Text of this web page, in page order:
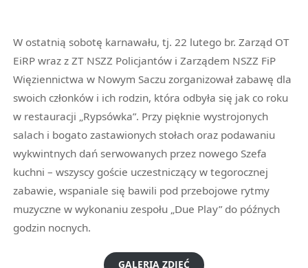
W ostatnią sobotę karnawału, tj. 22 lutego br. Zarząd OT
EiRP wraz z ZT NSZZ Policjantów i Zarządem NSZZ FiP
Więziennictwa w Nowym Saczu zorganizował zabawę dla
swoich członków i ich rodzin, która odbyła się jak co roku
w restauracji „Rypsówka”. Przy pięknie wystrojonych
salach i bogato zastawionych stołach oraz podawaniu
wykwintnych dań serwowanych przez nowego Szefa
kuchni – wszyscy goście uczestniczący w tegorocznej
zabawie, wspaniale się bawili pod przebojowe rytmy
muzyczne w wykonaniu zespołu „Due Play” do późnych
godzin nocnych.
GALERIA ZDJĘĆ